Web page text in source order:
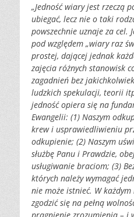
„Jedność wiary jest rzeczą
ubiegać, lecz nie o taki
powszechnie uznaje za cel.
pod względem „wiary raz
prostej, dającej jednak
zajęcia różnych stanowisk
zagadnień bez
ludzkich spekulacji, teorii
jedność opiera się na
Ewangelii: (1) Naszym
krew i usprawiedliwieniu
odkupienie; (2) Naszym
służbę Panu i Prawdzie,
usługiwanie braciom; (3)
których należy wymagać
nie może istnieć. W
zgodzić się na pełną
pragnienie zrozumienia – i